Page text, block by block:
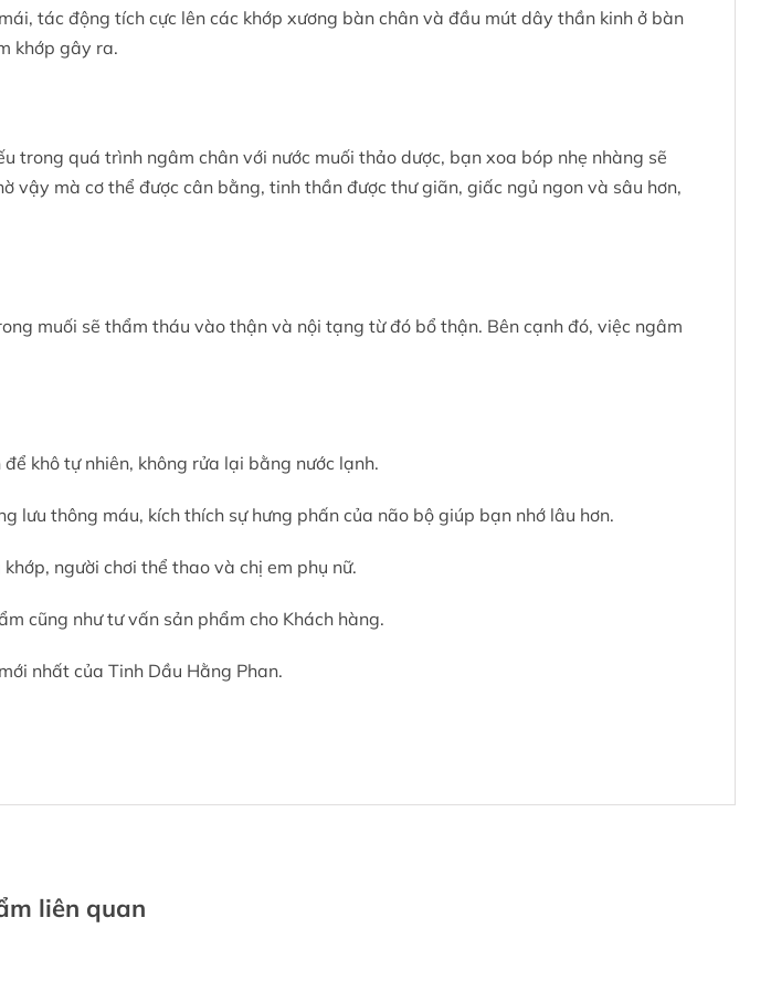
tác động tích cực lên các khớp xương bàn chân và đầu mút dây thần kinh ở bàn
khớp gây ra.
trong quá trình ngâm chân với nước muối thảo dược, bạn xoa bóp nhẹ nhàng sẽ
vậy mà cơ thể được cân bằng, tinh thần được thư giãn, giấc ngủ ngon và sâu hơn,
muối sẽ thẩm tháu vào thận và nội tạng từ đó bổ thận. Bên cạnh đó, việc ngâm
khô tự nhiên, không rửa lại bằng nước lạnh.
thông máu, kích thích sự hưng phấn của não bộ giúp bạn nhớ lâu hơn.
người chơi thể thao và chị em phụ nữ.
cũng như tư vấn sản phẩm cho Khách hàng.
nhất của Tinh Dầu Hằng Phan.
liên quan